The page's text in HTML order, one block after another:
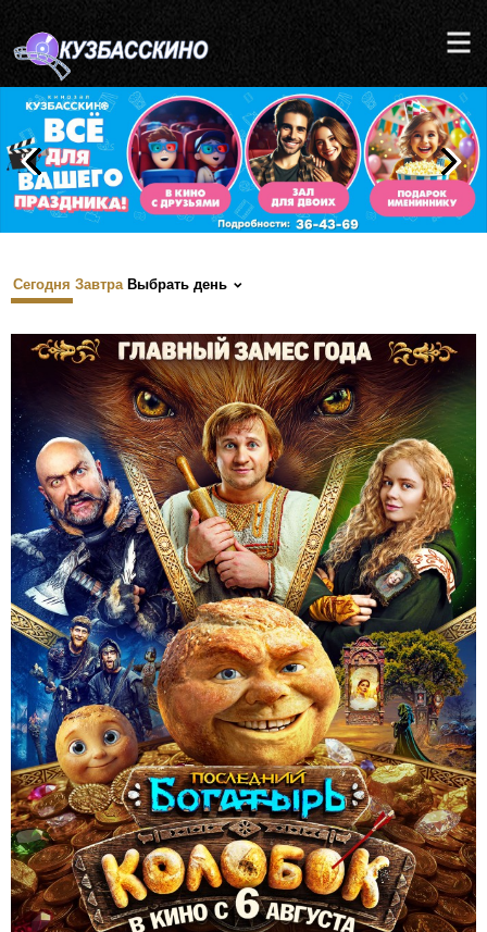
Сегодня Завтра Выбрать день